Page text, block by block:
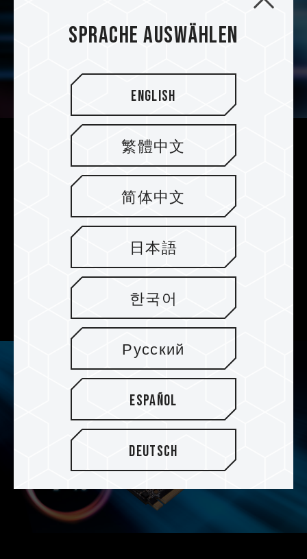
Ausgestattet mit zwei
patentierten Kühlkörpern
Der erste in der Branche mit zwei patentierten
Kühlkörpern, der Ihnen die Vorteile eines
patentierten hochfesten Aluminiumkühlkörpers
und eines patentierten ultradünnen
Graphenkühlkörpers gleichzeitig bietet, so dass
Sie Ihre bevorzugte Methode für die
Wärmeableitung wählen können.
Sprache auswählen
English
繁體中文
简体中文
日本語
한국어
Русский
Español
Deutsch